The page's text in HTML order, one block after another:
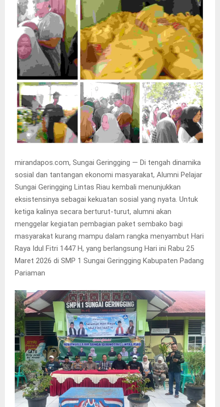
mirandapos.com, Sungai Geringging — Di tengah dinamika
sosial dan tantangan ekonomi masyarakat, Alumni Pelajar
Sungai Geringging Lintas Riau kembali menunjukkan
eksistensinya sebagai kekuatan sosial yang nyata. Untuk
ketiga kalinya secara berturut-turut, alumni akan
menggelar kegiatan pembagian paket sembako bagi
masyarakat kurang mampu dalam rangka menyambut Hari
Raya Idul Fitri 1447 H, yang berlangsung Hari ini Rabu 25
Maret 2026 di SMP 1 Sungai Geringging Kabupaten Padang
Pariaman